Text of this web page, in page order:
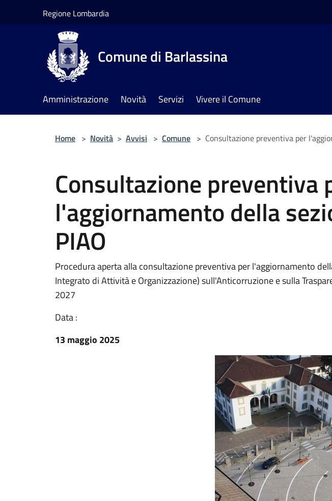
Regione Lombardia
Comune di Barlassina
Amministrazione Novità Servizi Vivere il Comune
Home > Novità > Avvisi > Comune > Consultazione preventiva per
Consultazione preventiva
l'aggiornamento della
PIAO
Procedura aperta alla consultazione preventiva per l'aggiornamento
Integrato di Attività e Organizzazione) sull'Anticorruzione e sulla
2027
Data :
13 maggio 2025